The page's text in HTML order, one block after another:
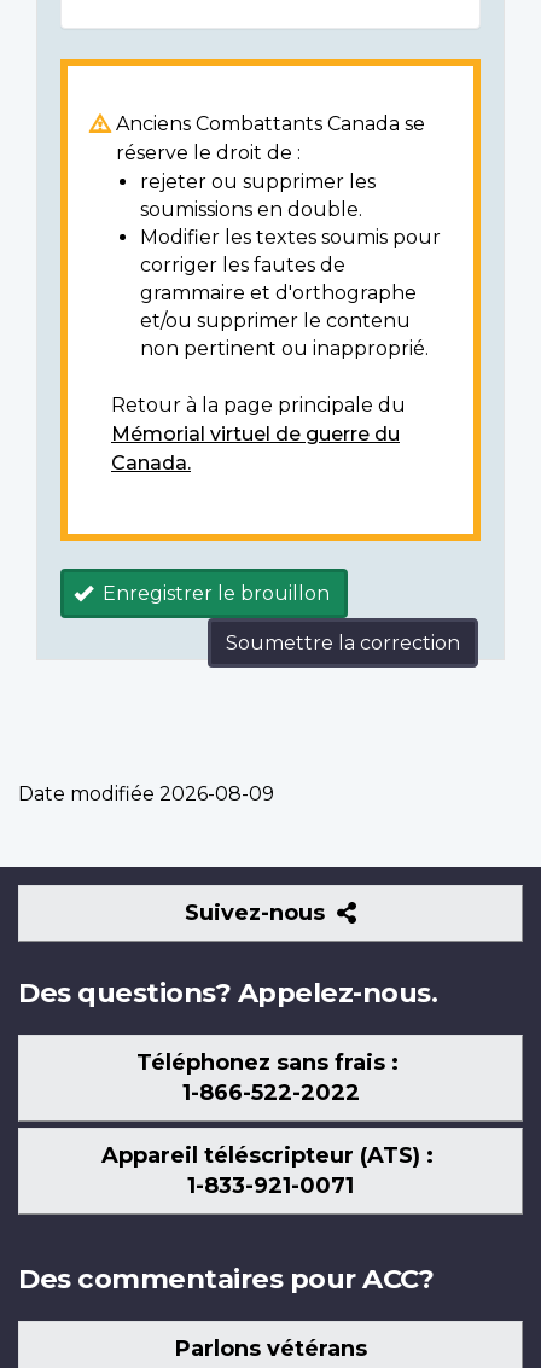
Anciens Combattants Canada se
réserve le droit de :
rejeter ou supprimer les
soumissions en double.
Modifier les textes soumis pour
corriger les fautes de
grammaire et d'orthographe
et/ou supprimer le contenu
non pertinent ou inapproprié.
Retour à la page principale du
Mémorial virtuel de guerre du
Canada.
Enregistrer le brouillon
Soumettre la correction
Date modifiée 2026-08-09
Suivez-nous
Suivez-
nous
Des questions? Appelez-nous.
Téléphonez sans frais :
1-866-522-2022
Appareil téléscripteur (ATS) :
1-833-921-0071
Des commentaires pour ACC?
Parlons vétérans